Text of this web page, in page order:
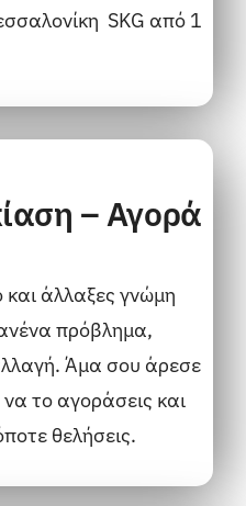
SKG από 1
– Αγορά
και άλλαξες γνώμη
πρόβλημα,
Άμα σου άρεσε
το αγοράσεις και
θελήσεις.